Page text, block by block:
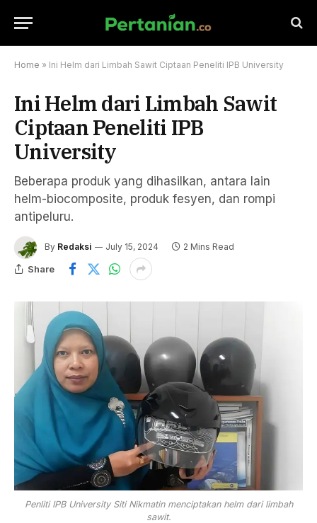
Home » Ini Helm dari Limbah Sawit Ciptaan Peneliti IPB University
Ini Helm dari Limbah Sawit
Ciptaan Peneliti IPB
University
Beberapa produk yang dihasilkan, antara lain
helm-biocomposite, produk fesyen, dan rompi
antipeluru.
By Redaksi July 15, 2024 2 Mins Read
Share
Penliti IPB University Siti Nikmatin menciptakan helm dari limbah
sawit.